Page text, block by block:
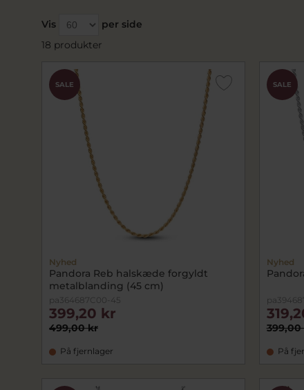
Vis
per side
18 produkter
SALE
Nyhed
Pandora Reb halskæde forgyldt
metalblanding (45 cm)
pa364687C00-45
499,00 kr
399,20 kr
På fjernlager
SALE
Nyhed
399,00
På